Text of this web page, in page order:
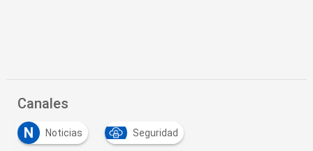
Canales
N
Noticias Seguridad